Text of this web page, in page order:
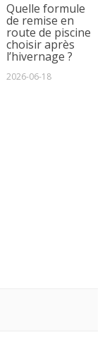
Quelle formule
de remise en
route de piscine
choisir après
l’hivernage ?
2026-06-18